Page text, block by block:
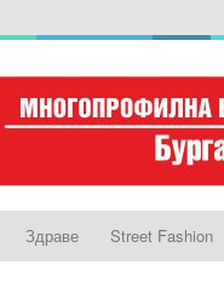
Здраве Street Fashion